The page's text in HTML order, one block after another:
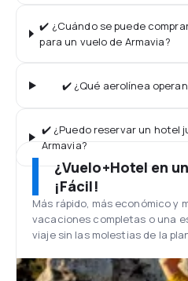
✔️ ¿Cuándo se puede
para un vuelo de Armavia?
✔️ ¿Qué aerolínea
✔️ ¿Puedo reservar un hotel
Armavia?
¿Vuelo+Hotel en
¡Fácil!
Más rápido, más económico y
vacaciones completas o una
viaje sin las molestias de la